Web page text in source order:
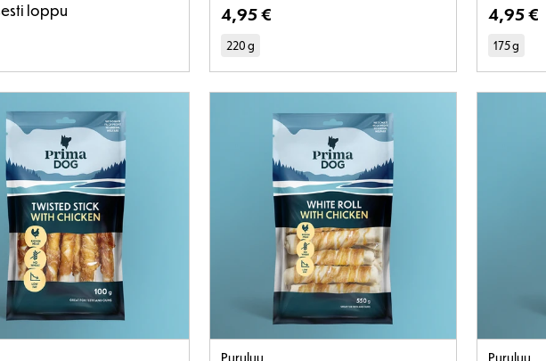
loppu
Tuotteen hinta on 4,95 €
4,95 €
220 g
4,95 €
175 g
Puruluu Puruluu